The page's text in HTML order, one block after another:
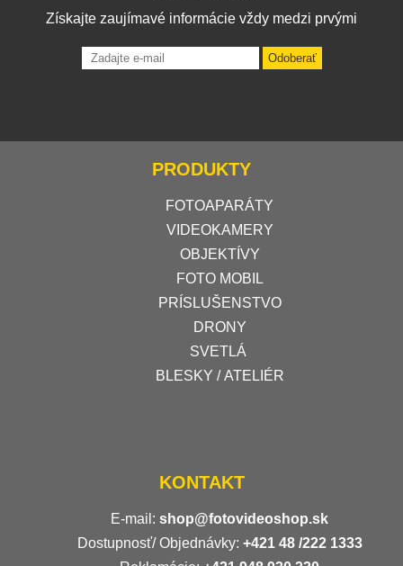
Získajte zaujímavé informácie vždy medzi prvými
Odoberať
PRODUKTY
FOTOAPARÁTY
VIDEOKAMERY
OBJEKTÍVY
FOTO MOBIL
PRÍSLUŠENSTVO
DRONY
SVETLÁ
BLESKY / ATELIÉR
KONTAKT
E-mail: shop@fotovideoshop.sk
Dostupnosť/ Objednávky: +421 48 /222 1333